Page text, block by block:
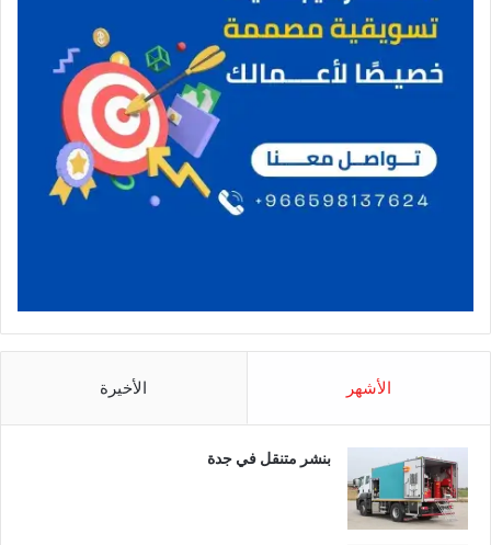
الأشهر الأخيرة
بنشر متنقل في جدة